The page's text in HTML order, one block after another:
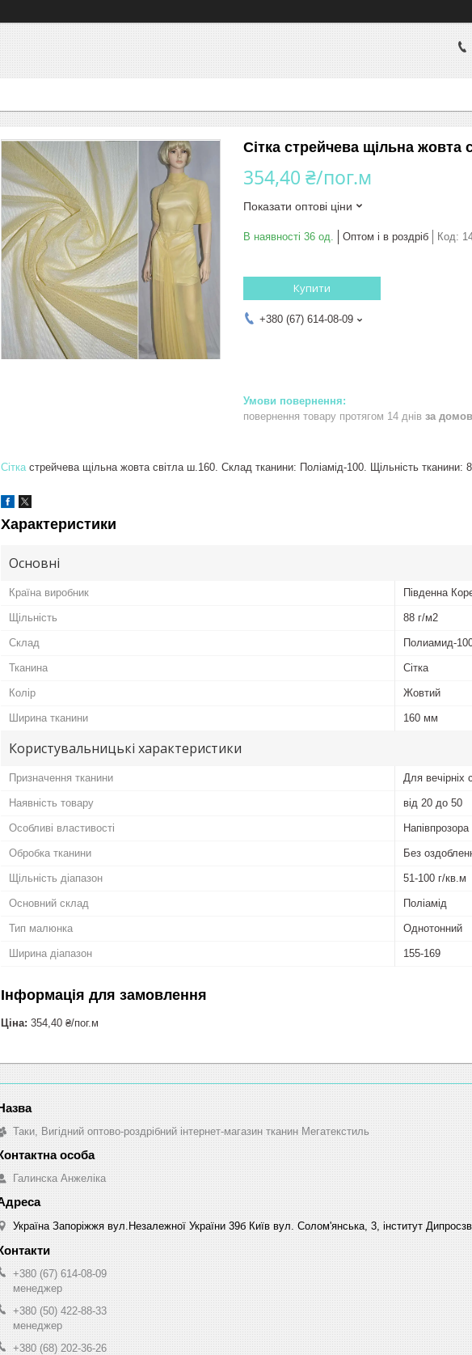
Сітка стрейчева щільна жовта
354,40 ₴/пог.м
Показати оптові ціни
В наявності 36 од. Оптом і в роздріб Код:
Купити
+380 (67) 614-08-09
повернення товару протягом 14 днів за
Сітка стрейчева щільна жовта світла ш.160. Склад тканини: Поліамід-100. Щільність тканини:
Характеристики
Основні
Країна виробник Південна
Щільність 88 г/м2
Склад Полиамид-
Тканина Сітка
Колір Жовтий
Ширина тканини 160 мм
Користувальницькі характеристики
Призначення тканини Для вечірніх
Наявність товару від 20 до 50
Особливі властивості Напівпрозора
Обробка тканини Без
Щільність діапазон 51-100 г/кв.м
Основний склад Поліамід
Тип малюнка Однотонний
Ширина діапазон 155-169
Інформація для замовлення
Ціна: 354,40 ₴/пог.м
Таки, Вигідний оптово-роздрібний інтернет-магазин тканин Мегатекстиль
Галинска Анжеліка
Україна Запоріжжя вул.Незалежної України 39б Київ вул. Солом'янська, 3, інститут
+380 (67) 614-08-09
менеджер
+380 (50) 422-88-33
менеджер
+380 (68) 202-36-26